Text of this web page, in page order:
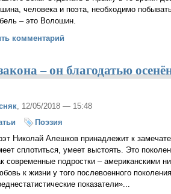
человека и поэта, необходимо
– это Волошин.
комментарий
– он благодатью
, 12/05/2018 — 15:48
Поэзия
Николай Алешков принадлежит к
сплотиться, умеет выстоять. Это
современные подростки – американскими
к жизни у того послевоенного
показатели»...